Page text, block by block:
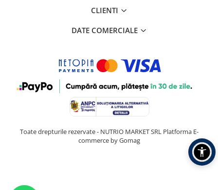
CLIENTI
DATE COMERCIALE
Toate drepturile rezervate - NUTRIO MARKET SRL Platforma E-
commerce by Gomag